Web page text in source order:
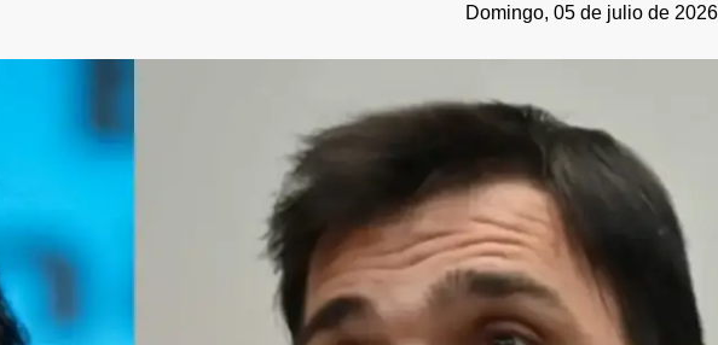
Domingo, 05 de julio de